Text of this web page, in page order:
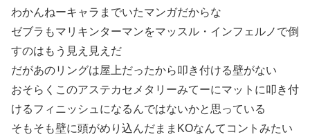
わかんねーキャラまでいたマンガだからな
ゼブラもマリキンターマンをマッスル・インフェルノで倒
すのはもう見え見えだ
だがあのリングは屋上だったから叩き付ける壁がない
おそらくこのアステカセメタリーみてーにマットに叩き付
けるフィニッシュになるんではないかと思っている
そもそも壁に頭がめり込んだままKOなんてコントみたい